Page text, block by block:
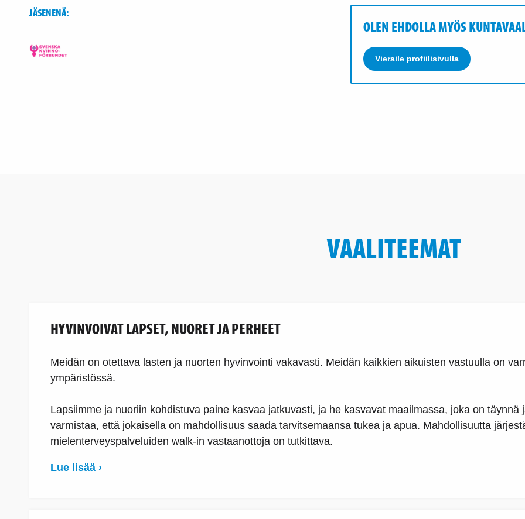
JÄSENENÄ:
OLEN EHDOLLA MYÖS
Vieraile profiilisivulla
VAALITEEMAT
HYVINVOIVAT LAPSET, NUORET JA PERHEET
Meidän on otettava lasten ja nuorten hyvinvointi vakavasti. Meidän kaikkien aikuisten vastuulla on
ympäristössä.
Lapsiimme ja nuoriin kohdistuva paine kasvaa jatkuvasti, ja he kasvavat maailmassa, joka on
varmistaa, että jokaisella on mahdollisuus saada tarvitsemaansa tukea ja apua. Mahdollisuutta
mielenterveyspalveluiden walk-in vastaanottoja on tutkittava.
Lue lisää ›